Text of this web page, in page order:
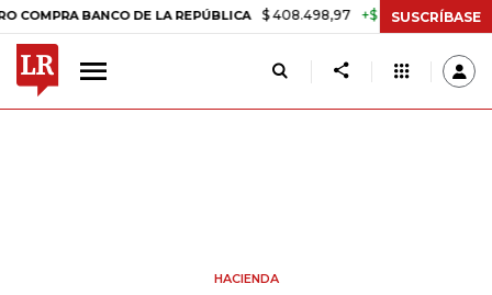
BANCO DE LA REPÚBLICA $ 408.498,97 +$ 8.753,81 +2,19%
SUSCRÍBASE
HACIENDA